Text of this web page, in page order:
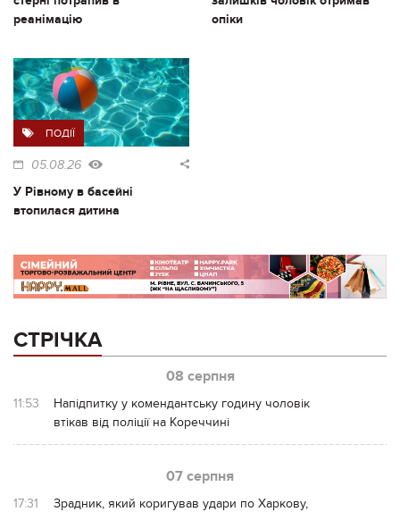
реанімацію
опіки
ПОДІЇ
05.08.26
У Рівному в басейні
втопилася дитина
СТРІЧКА
08 серпня
11:53
Напідпитку у комендантську годину чоловік
втікав від поліції на Кореччині
07 серпня
17:31
Зрадник, який коригував удари по Харкову,